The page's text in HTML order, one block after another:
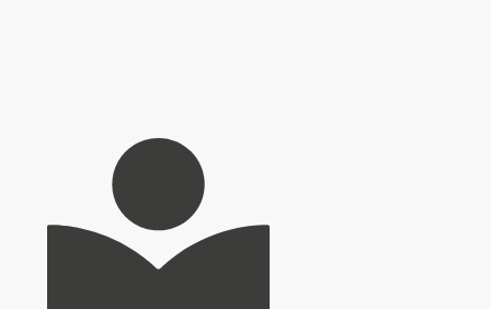
sehr verbunden fühlt, sollte mit einem Arzt darüber sprechen.
wohlmeinender Freunde können das Arztgespräch –
Bei einer beginnenden manisch-depressive Störung –
– der Wechsel zwischen manischen Phasen, in denen
informieren
, damit den Betroffenen Zugang zu ärztlicher Hilfe
Stück Lebensqualität zurückbringen, insbesondere dann, wenn